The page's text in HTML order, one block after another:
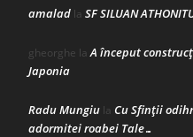
amalad la SF SILUAN
gheorghe laA început
Japonia
Radu Mungiu la Cu Sfinții
adormitei roabei Tale…